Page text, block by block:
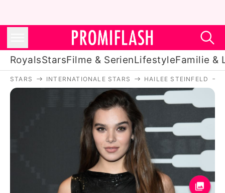
RoyalsStarsFilme & SerienLifestyleFamilie &
Royals
Stars
Filme & Serien
Lifestyle
Familie & Liebe
STARS INTERNATIONALE STARS HAILEE STEINFELD